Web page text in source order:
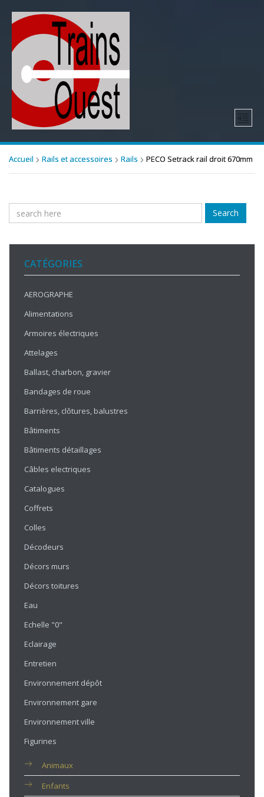
Accueil Rails et accessoires Rails PECO Setrack rail droit 670mm
Search
CATÉGORIES
AEROGRAPHE
Alimentations
Armoires électriques
Attelages
Ballast, charbon, gravier
Bandages de roue
Barrières, clôtures, balustres
Bâtiments
Bâtiments détaillages
Câbles electriques
Catalogues
Coffrets
Colles
Décodeurs
Décors murs
Décors toitures
Eau
Echelle "0"
Eclairage
Entretien
Environnement dépôt
Environnement gare
Environnement ville
Figurines
Animaux
Enfants